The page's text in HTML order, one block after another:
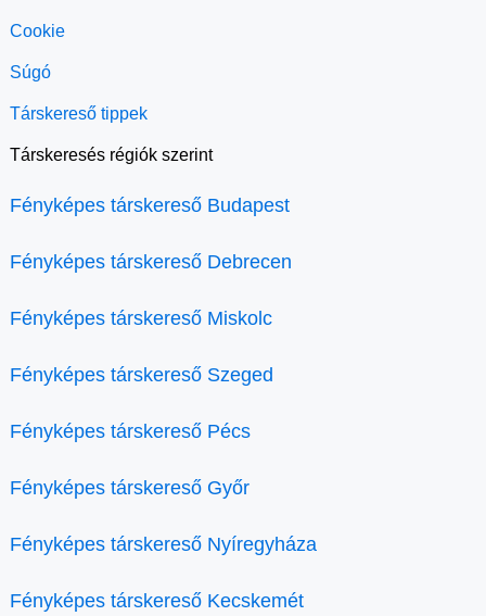
Cookie
Súgó
Társkereső tippek
Társkeresés régiók szerint
Fényképes társkereső Budapest
Fényképes társkereső Debrecen
Fényképes társkereső Miskolc
Fényképes társkereső Szeged
Fényképes társkereső Pécs
Fényképes társkereső Győr
Fényképes társkereső Nyíregyháza
Fényképes társkereső Kecskemét